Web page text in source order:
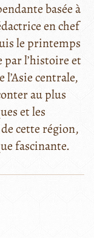
basée à
en chef
le printemps
par l’histoire et
centrale,
au plus
et les
cette région,
fascinante.